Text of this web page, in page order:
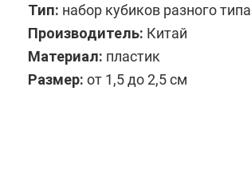
Тип: набор кубиков разного типа
Производитель: Китай
Материал: пластик
Размер: от 1,5 до 2,5 см